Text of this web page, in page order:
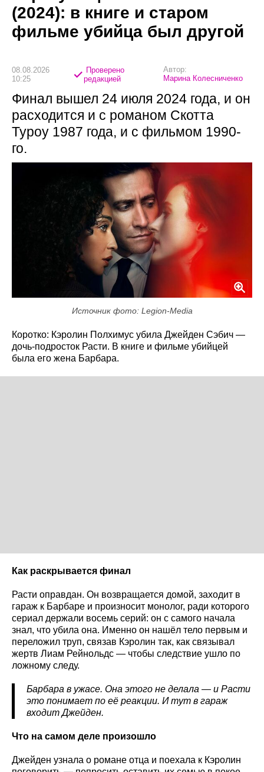
(2024): в книге и старом
фильме убийца был другой
08.08.2026
10:25
Проверено
редакцией
Автор:
Марина Колесниченко
Финал вышел 24 июля 2024 года, и он
расходится и с романом Скотта
Туроу 1987 года, и с фильмом 1990-
го.
Источник фото: Legion-Media
Коротко: Кэролин Полхимус убила Джейден Сэбич —
дочь-подросток Расти. В книге и фильме убийцей
была его жена Барбара.
Как раскрывается финал
Расти оправдан. Он возвращается домой, заходит в
гараж к Барбаре и произносит монолог, ради которого
сериал держали восемь серий: он с самого начала
знал, что убила она. Именно он нашёл тело первым и
переложил труп, связав Кэролин так, как связывал
жертв Лиам Рейнольдс — чтобы следствие ушло по
ложному следу.
Барбара в ужасе. Она этого не делала — и Расти
это понимает по её реакции. И тут в гараж
входит Джейден.
Что на самом деле произошло
Джейден узнала о романе отца и поехала к Кэролин